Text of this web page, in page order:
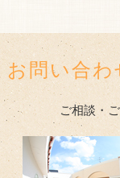
お問い合わ
ご相談・